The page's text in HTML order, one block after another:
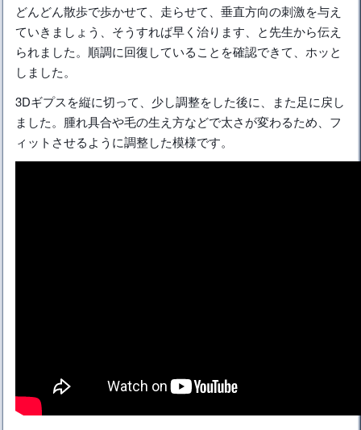
どんどん散歩で歩かせて、走らせて、垂直方向の刺激を与え
ていきましょう、そうすれば早く治ります、と先生から伝え
られました。順調に回復していることを確認できて、ホッと
しました。
3Dギプスを縦に切って、少し調整をした後に、また足に戻し
ました。腫れ具合や毛の生え方などで太さが変わるため、フ
ィットさせるように調整した模様です。